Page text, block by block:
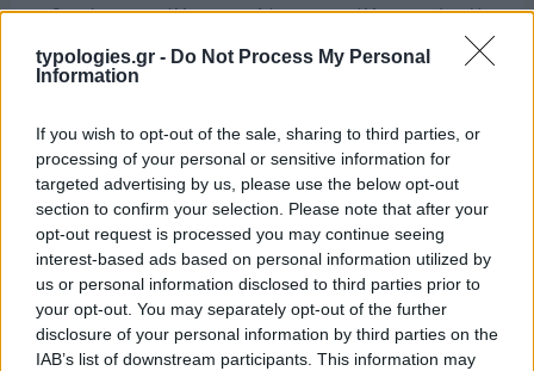
typologies.gr - Do Not Process My Personal
Information
If you wish to opt-out of the sale, sharing to third parties, or
processing of your personal or sensitive information for
targeted advertising by us, please use the below opt-out
section to confirm your selection. Please note that after your
opt-out request is processed you may continue seeing
interest-based ads based on personal information utilized by
us or personal information disclosed to third parties prior to
your opt-out. You may separately opt-out of the further
disclosure of your personal information by third parties on the
IAB’s list of downstream participants. This information may
ξεκινήσει για άλλου καταλήγουν σε άλλο σημείο. Η
κινητικότητα είναι συνάρτηση πολλών παραγόντων,
ορισμένοι εκ των οποίων δεν είναι ορατοί προς το